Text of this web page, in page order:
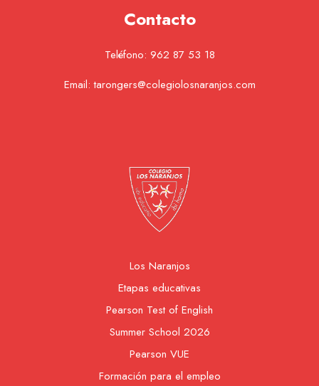
Contacto
Teléfono: 962 87 53 18
Email:tarongers@colegiolosnaranjos.com
Los Naranjos
Etapas educativas
Pearson Test of English
Summer School 2026
Pearson VUE
Formación para el empleo